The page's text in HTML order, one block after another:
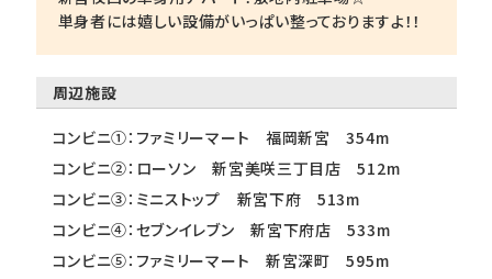
単身者には嬉しい設備がいっぱい整っておりますよ！！
周辺施設
コンビニ①：ファミリーマート 福岡新宮 354m
コンビニ②：ローソン 新宮美咲三丁目店 512m
コンビニ③：ミニストップ 新宮下府 513m
コンビニ④：セブンイレブン 新宮下府店 533m
コンビニ⑤：ファミリーマート 新宮深町 595m